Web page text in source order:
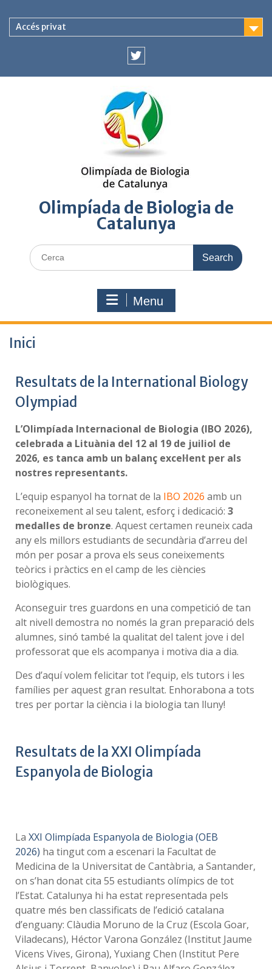
Accés privat
Olimpíada de Biologia de
Catalunya
Menu
Inici
Resultats de la International Biology
Olympiad
L’Olimpíada Internacional de Biologia (IBO 2026),
celebrada a Lituània del 12 al 19 de juiliol de
2026, es tanca amb un balanç excel·lent per als
nostres representants.
L’equip espanyol ha tornat de la IBO 2026 amb un
reconeixement al seu talent, esforç i dedicació: 3
medalles de bronze. Aquest certamen reuneix cada
any els millors estudiants de secundària d’arreu del
món per posar a prova els seus coneixements
teòrics i pràctics en el camp de les ciències
biològiques.
Aconseguir tres guardons en una competició de tan
alt nivell demostra no només la gran preparació dels
alumnes, sinó també la qualitat del talent jove i del
professorat que els acompanya i motiva dia a dia.
Des d’aquí volem felicitar tot l’equip, els tutors i les
famílies per aquest gran resultat. Enhorabona a tots
tres per portar la ciència i la biologia tan lluny!
Resultats de la XXI Olimpíada
Espanyola de Biologia
La XXI Olimpíada Espanyola de Biologia (OEB
2026) ha tingut com a escenari la Facultat de
Medicina de la Universitat de Cantàbria, a Santander,
on s’han donat cita 55 estudiants olímpics de tot
l’Estat. Catalunya hi ha estat representada pels
quatre més ben classificats de l’edició catalana
d’enguany: Clàudia Moruno de la Cruz (Escola Goar,
Viladecans), Héctor Varona González (Institut Jaume
Vicens Vives, Girona), Yuxiang Chen (Institut Pere